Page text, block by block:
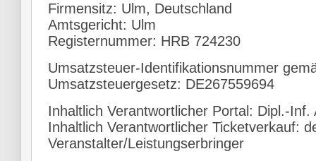
Firmensitz: Ulm, Deutschland
Amtsgericht: Ulm
Registernummer: HRB 724230
Umsatzsteuer-Identifikationsnummer
Umsatzsteuergesetz: DE267559694
Inhaltlich Verantwortlicher Portal: Dipl.-Inf.
Inhaltlich Verantwortlicher Ticketverkauf:
Veranstalter/Leistungserbringer